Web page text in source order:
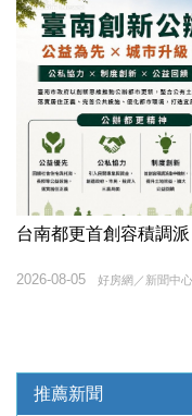
台南都更首創容積調
好房網／新聞中心
2026-08-05
推薦新聞